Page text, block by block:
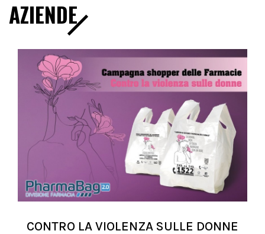
AZIENDE
CONTRO LA VIOLENZA SULLE DONNE